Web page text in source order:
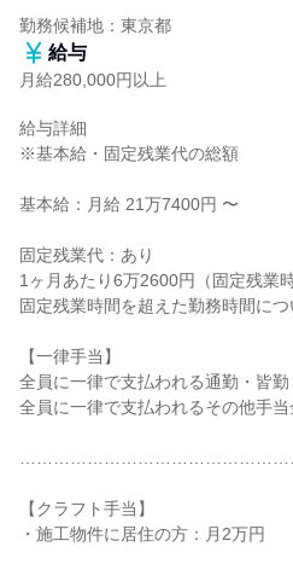
勤務候補地：東京都
給与
月給280,000円以上
給与詳細
※基本給・固定残業代の総額
基本給：月給 21万7400円 〜
固定残業代：あり
1ヶ月あたり6万2600円（固定残業
固定残業時間を超えた勤務時間に
【一律手当】
全員に一律で支払われる通勤・皆
全員に一律で支払われるその他手当
【クラフト手当】
・施工物件に居住の方：月2万円